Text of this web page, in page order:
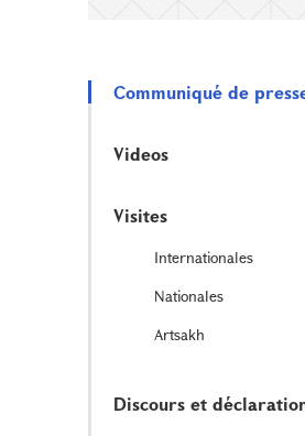
Communiqué de
Videos
Visites
Internationales
Nationales
Artsakh
Discours et